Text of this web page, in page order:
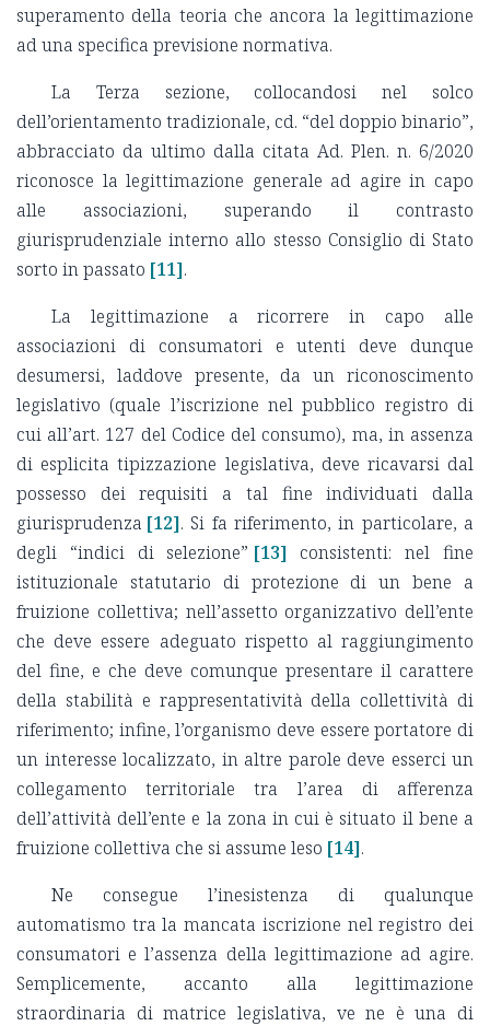
superamento della teoria che ancora la legittimazione
ad una specifica previsione normativa.
La Terza sezione, collocandosi nel solco
dell’orientamento tradizionale, cd. “del doppio binario”,
abbracciato da ultimo dalla citata Ad. Plen. n. 6/2020
riconosce la legittimazione generale ad agire in capo
alle associazioni, superando il contrasto
giurisprudenziale interno allo stesso Consiglio di Stato
sorto in passato [11].
La legittimazione a ricorrere in capo alle
associazioni di consumatori e utenti deve dunque
desumersi, laddove presente, da un riconoscimento
legislativo (quale l’iscrizione nel pubblico registro di
cui all’art. 127 del Codice del consumo), ma, in assenza
di esplicita tipizzazione legislativa, deve ricavarsi dal
possesso dei requisiti a tal fine individuati dalla
giurisprudenza [12]. Si fa riferimento, in particolare, a
degli “indici di selezione” [13] consistenti: nel fine
istituzionale statutario di protezione di un bene a
fruizione collettiva; nell’assetto organizzativo dell’ente
che deve essere adeguato rispetto al raggiungimento
del fine, e che deve comunque presentare il carattere
della stabilità e rappresentatività della collettività di
riferimento; infine, l’organismo deve essere portatore di
un interesse localizzato, in altre parole deve esserci un
collegamento territoriale tra l’area di afferenza
dell’attività dell’ente e la zona in cui è situato il bene a
fruizione collettiva che si assume leso [14].
Ne consegue l’inesistenza di qualunque
automatismo tra la mancata iscrizione nel registro dei
consumatori e l’assenza della legittimazione ad agire.
Semplicemente, accanto alla legittimazione
straordinaria di matrice legislativa, ve ne è una di